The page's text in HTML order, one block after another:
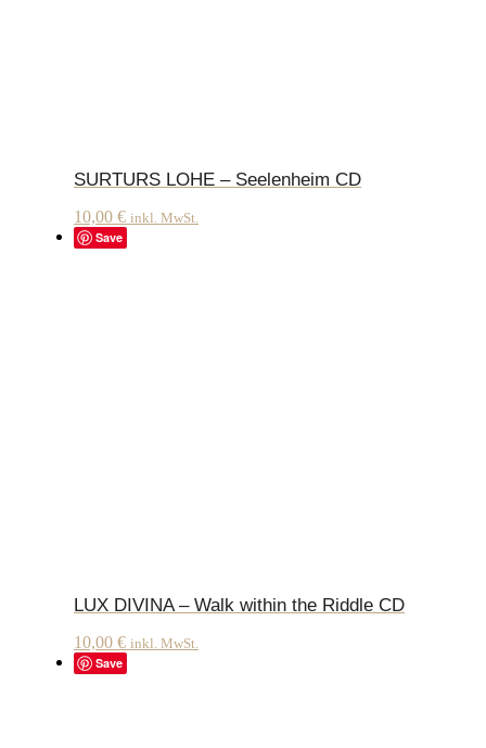
SURTURS LOHE – Seelenheim CD
10,00 € inkl. MwSt.
Save
LUX DIVINA – Walk within the Riddle CD
10,00 € inkl. MwSt.
Save